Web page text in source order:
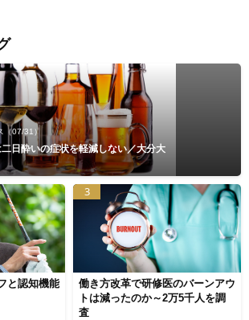
（07/31）
日酔いの症状を軽減しない／大分大
と認知機能
3
働き方改革で研修医のバーンアウ
トは減ったのか～2万5千人を調
査